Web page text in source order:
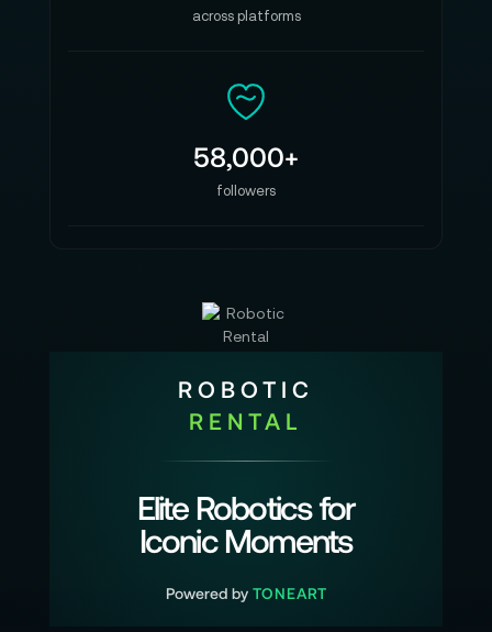
across platforms
58,000+
followers
ROBOTIC
RENTAL
Elite Robotics for
Iconic Moments
Powered by TONEART